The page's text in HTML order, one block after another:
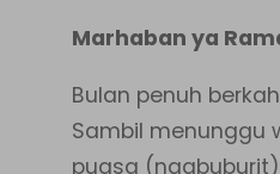
Marhaban ya
Bulan penuh
Sambil menunggu
puasa